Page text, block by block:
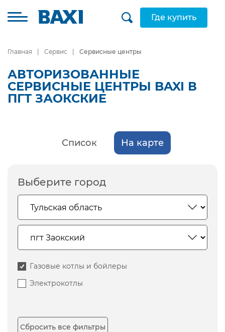
Где купить
Главная Сервис Сервисные центры
АВТОРИЗОВАННЫЕ
СЕРВИСНЫЕ ЦЕНТРЫ BAXI В
ПГТ ЗАОКСКИЕ
Список На карте
Выберите город
Газовые котлы и бойлеры
Электрокотлы
Сбросить все фильтры